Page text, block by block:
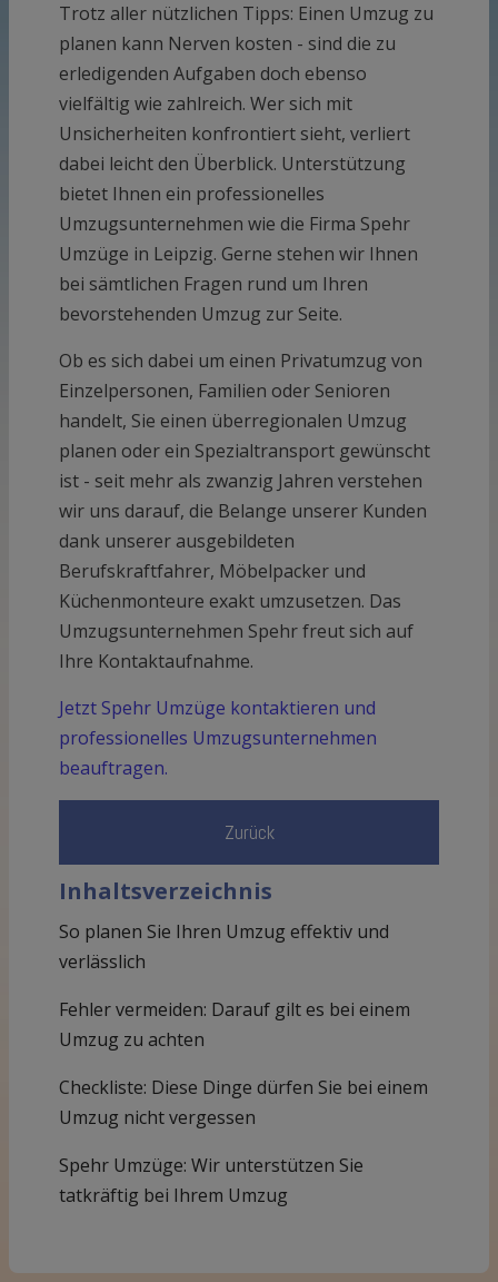
Zurück
Inhaltsverzeichnis
So planen Sie Ihren Umzug effektiv und
verlässlich
Fehler vermeiden: Darauf gilt es bei einem
Umzug zu achten
Checkliste: Diese Dinge dürfen Sie bei einem
Umzug nicht vergessen
Spehr Umzüge: Wir unterstützen Sie
tatkräftig bei Ihrem Umzug
Trotz aller nützlichen Tipps: Einen Umzug zu
planen kann Nerven kosten - sind die zu
erledigenden Aufgaben doch ebenso
vielfältig wie zahlreich. Wer sich mit
Unsicherheiten konfrontiert sieht, verliert
dabei leicht den Überblick. Unterstützung
bietet Ihnen ein professionelles
Umzugsunternehmen wie die Firma Spehr
Umzüge in Leipzig. Gerne stehen wir Ihnen
bei sämtlichen Fragen rund um Ihren
bevorstehenden Umzug zur Seite.
Ob es sich dabei um einen Privatumzug von
Einzelpersonen, Familien oder Senioren
handelt, Sie einen überregionalen Umzug
planen oder ein Spezialtransport gewünscht
ist - seit mehr als zwanzig Jahren verstehen
wir uns darauf, die Belange unserer Kunden
dank unserer ausgebildeten
Berufskraftfahrer, Möbelpacker und
Küchenmonteure exakt umzusetzen. Das
Umzugsunternehmen Spehr freut sich auf
Ihre Kontaktaufnahme.
Jetzt Spehr Umzüge kontaktieren und
professionelles Umzugsunternehmen
beauftragen.